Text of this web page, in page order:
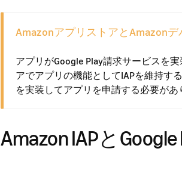
AmazonアプリストアとAmazon
アプリがGoogle Play請求サービスを
アでアプリの機能としてIAPを維持す
を実装してアプリを申請する必要があ
Amazon IAPと